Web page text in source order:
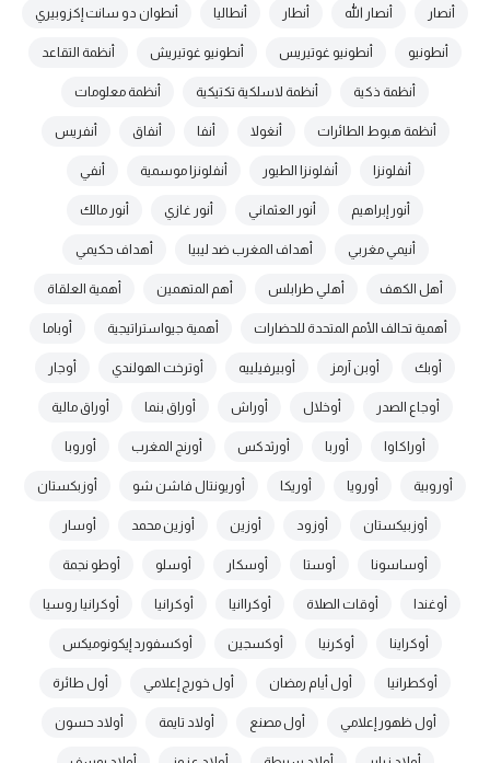
أنصار أنصار الله أنطار أنطاليا أنطوان دو سانت إكزوبيري
أنطونيو أنطونيو غوتيريس أنطونيو غوتيريش أنظمة التقاعد
أنظمة ذكية أنظمة لاسلكية تكتيكية أنظمة معلومات
أنظمة هبوط الطائرات أنغولا أنفا أنفاق أنفريس
أنفلونزا أنفلونزا الطيور أنفلونزا موسمية أنفي
أنور إبراهيم أنور العثماني أنور غازي أنور مالك
أنيمي مغربي أهداف المغرب ضد ليبيا أهداف حكيمي
أهل الكهف أهلي طرابلس أهم المتهمين أهمية العلقاة
أهمية تحالف الأمم المتحدة للحضارات أهمية جيواستراتيجية أوباما
أوبك أوبن آرمز أوبيرفيلييه أوترخت الهولندي أوجار
أوجاع الصدر أوخلال أوراش أوراق بنما أوراق مالية
أوراكاوا أوربا أورثدكس أورنج المغرب أوروبا
أوروبية أورويا أوريكا أوريونتال فاشن شو أوزبكستان
أوزبيكستان أوزود أوزين أوزين محمد أوسار
أوساسونا أوستا أوسكار أوسلو أوطو نجمة
أوغندا أوقات الصلاة أوكراانيا أوكرانيا أوكرانيا روسيا
أوكراينا أوكرنيا أوكسجين أوكسفورد إيكونوميكس
أوكطرانيا أول أيام رمضان أول خورج إعلامي أول طائرة
أول ظهور إعلامي أول مصنع أولاد تايمة أولاد حسون